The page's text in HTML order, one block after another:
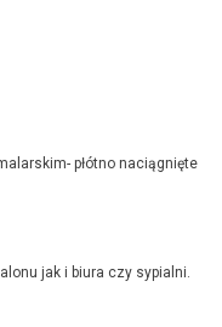
płótno naciągnięte
jak i biura czy sypialni.